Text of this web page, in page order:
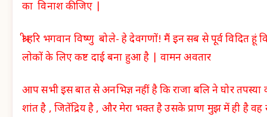
का विनाश कीजिए |
श्री हरि भगवान विष्णु बोले- हे देवगणों! मैं इन सब से पूर्व विदित हूं
लोकों के लिए कष्ट दाई बना हुआ है | वामन अवतार
आप सभी इस बात से अनभिज्ञ नहीं है कि राजा बलि ने घोर तपस्या
शांत है , जितेंद्रिय है , और मेरा भक्त है उसके प्राण मुझ में ही है वह